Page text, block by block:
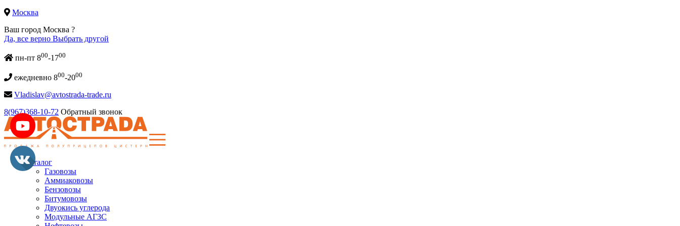
Москва
Ваш город Москва ?
Да, все верно Выбрать другой
пн-пт 800-1700
ежедневно 800-2000
Vladislav@avtostrada-trade.ru
8(967)368-10-72 Обратный звонок
Каталог
Газовозы
Аммиаковозы
Бензовозы
Битумовозы
Двуокись углерода
Модульные АГЗС